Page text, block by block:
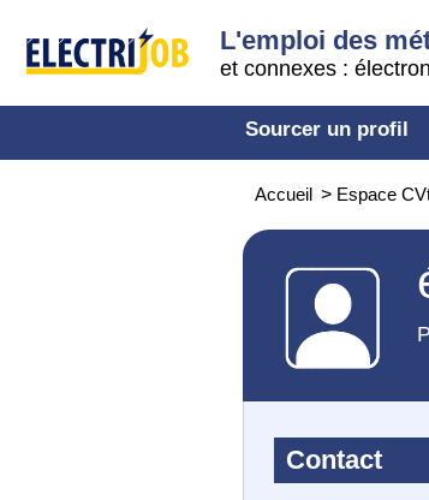
L'emploi des
et connexes :
Sourcer un profil
Accueil > Espace
Contact